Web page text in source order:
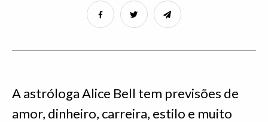
A astróloga Alice Bell tem previsões de
amor, dinheiro, carreira, estilo e muito